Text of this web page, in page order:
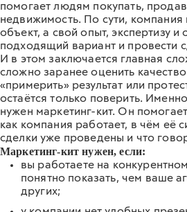
помогает людям покупать,
недвижимость. По сути, компания
объект, а свой опыт, экспертизу
подходящий вариант и провести
И в этом заключается главная
сложно заранее оценить
«примерить» результат или
остаётся только поверить.
нужен маркетинг-кит. Он
как компания работает, в чём её
сделки уже проведены и что
Маркетинг-кит нужен, если:
вы работаете на
понятно показать, чем ваше
других;